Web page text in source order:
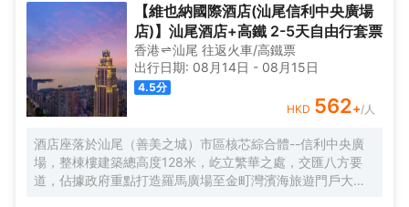
以持續改進的優質產品，服務與體驗，塑造和完善人們的未
來生活，“讓人與人有温度地連接。”
【維也納國際酒店(汕尾信利中央廣場
店)】汕尾酒店+高鐵 2-5天自由行套票
香港 汕尾 往返火車/高鐵票
出行日期: 08月14日 - 08月15日
4.5分
HKD 562+/人
酒店座落於汕尾（善美之城）市區核芯綜合體--信利中央廣
場，整棟樓建築總高度128米，屹立繁華之處，交匯八方要
道，佔據政府重點打造羅馬廣場至金町灣濱海旅遊門戶大道